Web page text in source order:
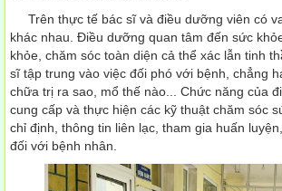
Trên thực tế bác sĩ và điều dưỡng viên có
khác nhau. Điều dưỡng quan tâm đến sức
khỏe, chăm sóc toàn diện cả thể xác lẫn tinh
sĩ tập trung vào việc đối phó với bệnh, chẳng
chữa trị ra sao, mổ thế nào... Chức năng của
cung cấp và thực hiện các kỹ thuật chăm sóc
chỉ định, thông tin liên lạc, tham gia huấn
đối với bệnh nhân.